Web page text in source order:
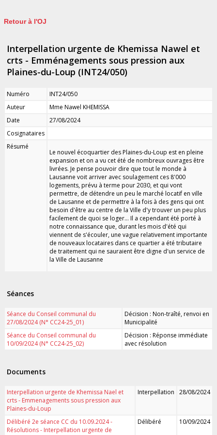
Retour à l'OJ
Interpellation urgente de Khemissa Nawel et
crts - Emménagements sous pression aux
Plaines-du-Loup (INT24/050)
Numéro
INT24/050
Auteur
Mme Nawel KHEMISSA
Date
27/08/2024
Cosignataires
Résumé
Le nouvel écoquartier des Plaines-du-Loup est en pleine
expansion et on a vu cet été de nombreux ouvrages être
livrées. Je pense pouvoir dire que tout le monde à
Lausanne voit arriver avec soulagement ces 8'000
logements, prévu à terme pour 2030, et qui vont
permettre, de détendre un peu le marché locatif en ville
de Lausanne et de permettre à la fois à des gens qui ont
besoin d'être au centre de la Ville d'y trouver un peu plus
facilement de quoi se loger... Il a cependant été porté à
notre connaissance que, durant les mois d'été qui
viennent de s'écouler, une vague relativement importante
de nouveaux locataires dans ce quartier a été tributaire
de traitement qui ne sauraient être digne d'un service de
la Ville de Lausanne
Séances
Séance du Conseil communal du
27/08/2024 (N° CC24-25_01)
Décision : Non-traîté, renvoi en
Municipalité
Séance du Conseil communal du
10/09/2024 (N° CC24-25_02)
Décision : Réponse immédiate
avec résolution
Documents
Interpellation urgente de Khemissa Nael et
crts - Emmenagements sous pression aux
Plaines-du-Loup
Interpellation 28/08/2024
Délibéré 2e séance CC du 10.09.2024 -
Résolutions - Interpellation urgente de
Délibéré 10/09/2024